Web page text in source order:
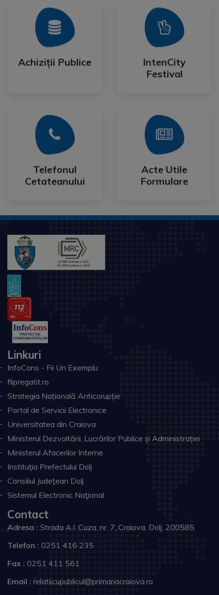
Achiziții Publice
Achiziții Publice
Mai Mult
IntenCity
Festival
IntenCity
Festival
Mai Mult
Telefonul
Cetateanului
Telefonul
Cetateanului
Mai Mult
Acte Utile
Formulare
Acte Utile
Formulare
Mai Mult
Linkuri
InfoCons - Fii Un Exemplu
fiipregatit.ro
Strategia Națională Anticorupție
Portal de Servicii Electronice
Universitatea din Craiova
Ministerul Dezvoltării, Lucrărilor Publice și Administrației
Ministerul Afacerilor Interne
Instituţia Prefectului Dolj
Consiliul Judeţean Dolj
Sistemul Electronic Naţional
Contact
Adresa : Strada A.I. Cuza, nr. 7, Craiova, Dolj, 200585
Telefon : 0251 416 235
Fax : 0251 411 561
Email : relatiicupublicul@primariacraiova.ro